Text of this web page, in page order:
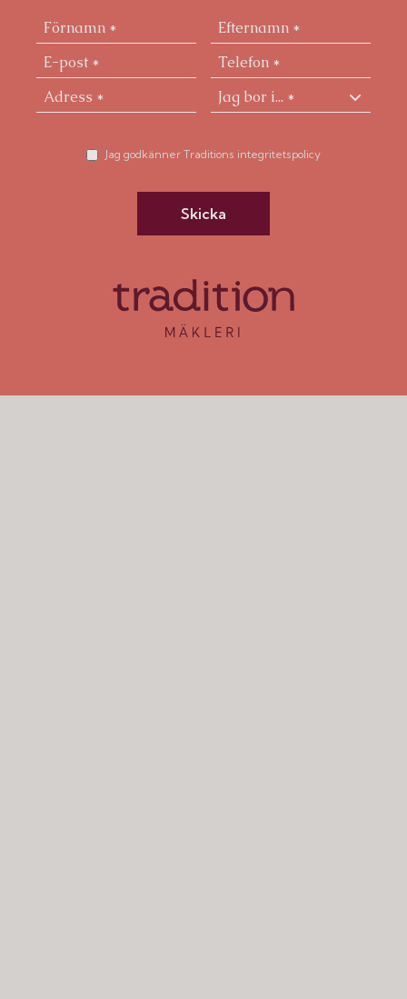
Jag godkänner Traditions integritetspolicy
Skicka